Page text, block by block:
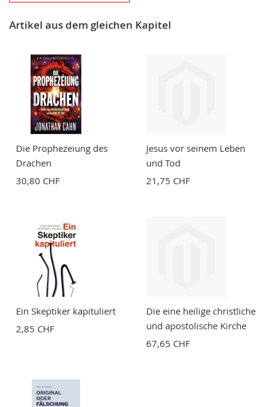
Nickname
Zusammenfassung
Bewertung
Artikel aus dem gleichen Kapitel
Die Prophezeiung des
Drachen
30,80 CHF
Jesus vor seinem Leben
und Tod
21,75 CHF
Ein Skeptiker kapituliert
2,85 CHF
Die eine heilige christliche
und apostolische Kirche
67,65 CHF